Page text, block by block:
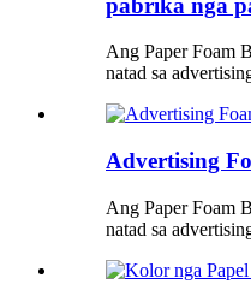
Ang Paper Foam
natad sa
Advertising
Ang Paper Foam
natad sa